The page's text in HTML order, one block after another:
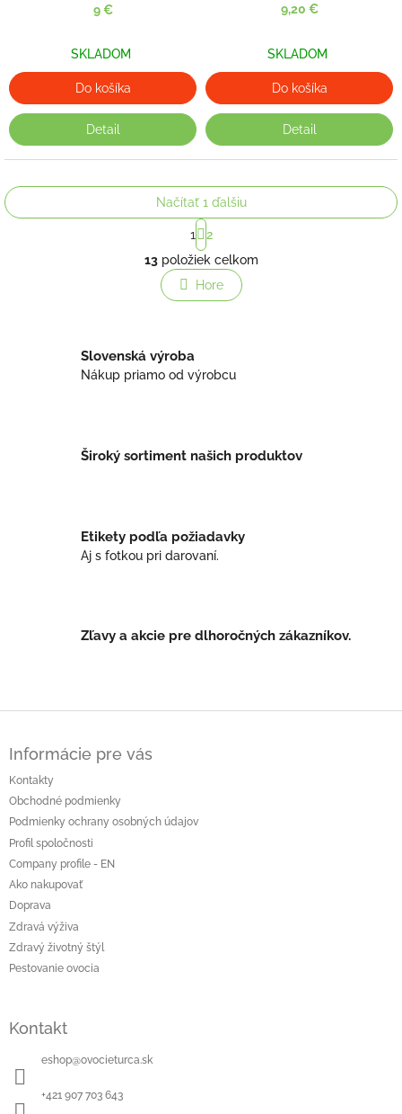
9 €
SKLADOM
Do košíka
Detail
9,20 €
SKLADOM
Do košíka
Detail
O
v
l
á
i
k
i
s
Načítať 1 ďalšiu
S
t
r
á
n
k
i
1
2
13položiek celkom
Hore
Slovenská výroba
Nákup priamo od výrobcu
Široký sortiment našich produktov
Etikety podľa požiadavky
Aj s fotkou pri darovaní.
Zľavy a akcie pre dlhoročných zákazníkov.
Informácie pre vás
Kontakty
Obchodné podmienky
Podmienky ochrany osobných údajov
Profil spoločnosti
Company profile - EN
Ako nakupovať
Doprava
Zdravá výživa
Zdravý životný štýl
Pestovanie ovocia
Kontakt
eshop@ovocieturca.sk
+421 907 703 643